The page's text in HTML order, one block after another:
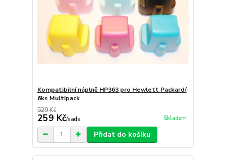
Kompatibilní náplně HP363 pro Hewlett Packard/
6ks Multipack
529 Kč
259 Kč/sada Skladem
Přidat do košíku